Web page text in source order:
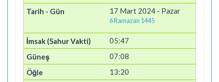
17 Mart 2024 - Pazar
6 Ramazan 1445
05:47
07:08
13:20